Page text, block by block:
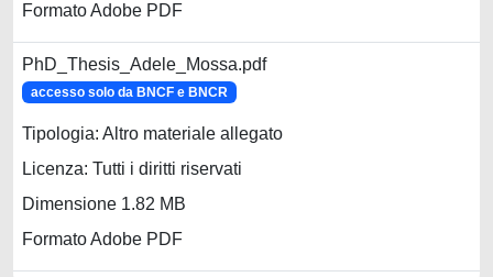
Formato Adobe PDF
PhD_Thesis_Adele_Mossa.pdf
accesso solo da BNCF e BNCR
Tipologia: Altro materiale allegato
Licenza: Tutti i diritti riservati
Dimensione 1.82 MB
Formato Adobe PDF